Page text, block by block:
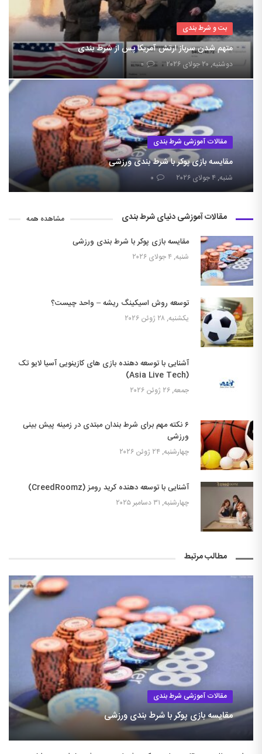
بت و شرط بندی
متهم شدن سرباز ارتش آمریکا پس از شرط بندی
دوشنبه, ۲۰ جولای ۲۰۲۶ ۰
مقالات آموزشی شرط بندی
مقایسه بازی پوکر با شرط بندی ورزشی
شنبه, ۴ جولای ۲۰۲۶ ۰
مقالات آموزشی دنیای شرط بندی مشاهده همه
مقایسه بازی پوکر با شرط بندی ورزشی
شنبه, ۴ جولای ۲۰۲۶
توسعه روش اسیکینگ ریشه – واحد چیست؟
یکشنبه, ۲۸ ژوئن ۲۰۲۶
آشنایی با توسعه دهنده بازی های کازینویی آسیا لایو تک
(Asia Live Tech)
جمعه, ۲۶ ژوئن ۲۰۲۶
۶ نکته مهم برای شرط بندان مبتدی در زمینه پیش بینی
ورزشی
چهارشنبه, ۲۴ ژوئن ۲۰۲۶
آشنایی با توسعه دهنده کرید رومز (CreedRoomz)
چهارشنبه, ۳۱ دسامبر ۲۰۲۵
مطالب مرتبط
مقالات آموزشی شرط بندی
مقایسه بازی پوکر با شرط بندی ورزشی